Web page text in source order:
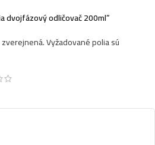
dvojfázový odličovač 200ml”
Vyžadované polia sú